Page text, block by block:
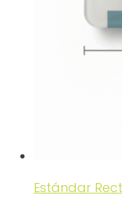
Estándar